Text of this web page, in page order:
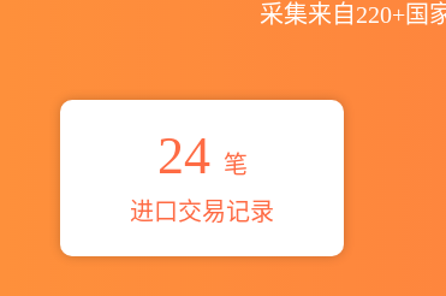
采集来自220+国
24 笔
进口交易记录